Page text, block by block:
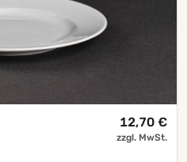
12,70 €
zzgl. MwSt.